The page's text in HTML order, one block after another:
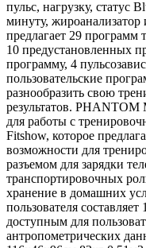
пульс, нагрузку, статус
минуту,
предлагает 29
10 предустановленных
программу, 4
пользовательские
разнообразить свою
результатов. PHANTOM
для работы с
Fitshow, которое
возможности для
разъемом для зарядки
транспортировочных
хранение в домашних
пользователя
доступным для
антропометрических